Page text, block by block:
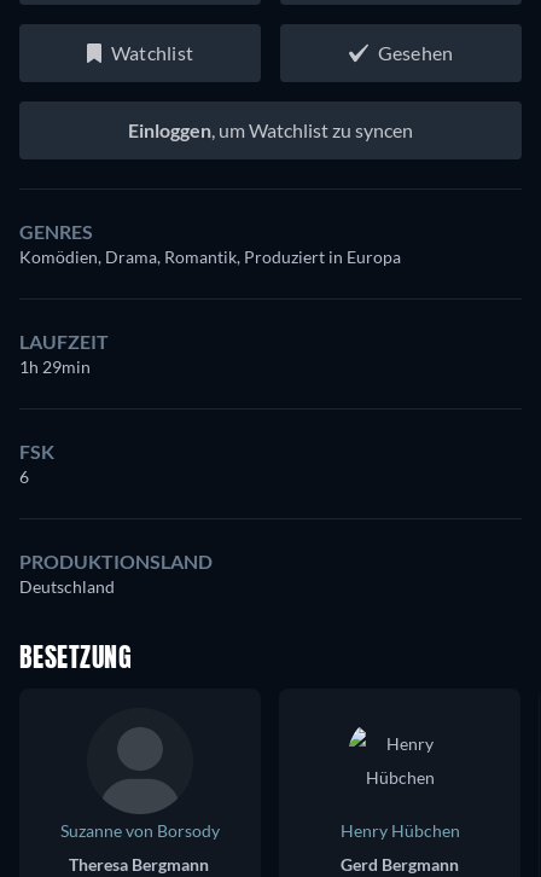
Watchlist Gesehen
Einloggen, um Watchlist zu syncen
GENRES
Komödien, Drama, Romantik, Produziert in Europa
LAUFZEIT
1h 29min
FSK
6
PRODUKTIONSLAND
Deutschland
BESETZUNG
Suzanne von Borsody
Theresa Bergmann
Henry Hübchen
Gerd Bergmann